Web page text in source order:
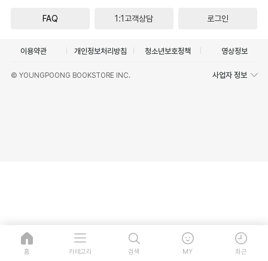
FAQ 1:1고객상담 로그인
이용약관 개인정보처리방침 청소년보호정책 영상정보
© YOUNGPOONG BOOKSTORE INC. 사업자 정보
홈 카테고리 검색 MY 최근